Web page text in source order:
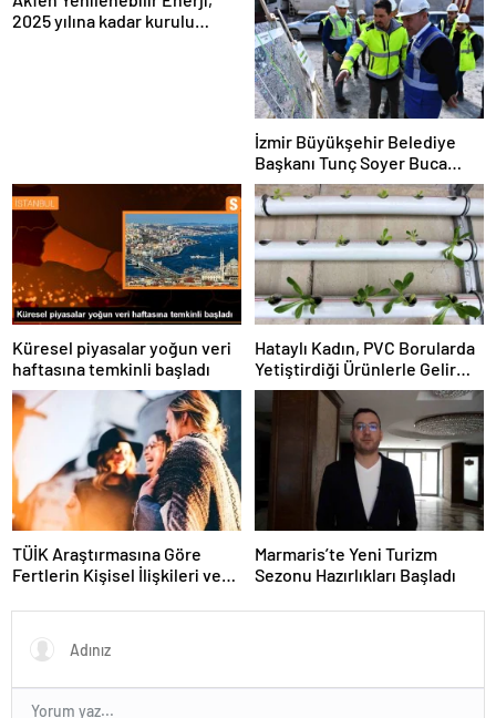
2025 yılına kadar kurulu
İzmir Büyükşehir Belediye
Başkanı Tunç Soyer Buca
Onat Tüneli çalışmalarını
inceledi
Küresel piyasalar yoğun veri
haftasına temkinli başladı
Hataylı Kadın, PVC Borularda
Yetiştirdiği Ürünlerle Gelir
Elde Ediyor
TÜİK Araştırmasına Göre
Fertlerin Kişisel İlişkileri ve
Marmaris’te Yeni Turizm
Sezonu Hazırlıkları Başladı